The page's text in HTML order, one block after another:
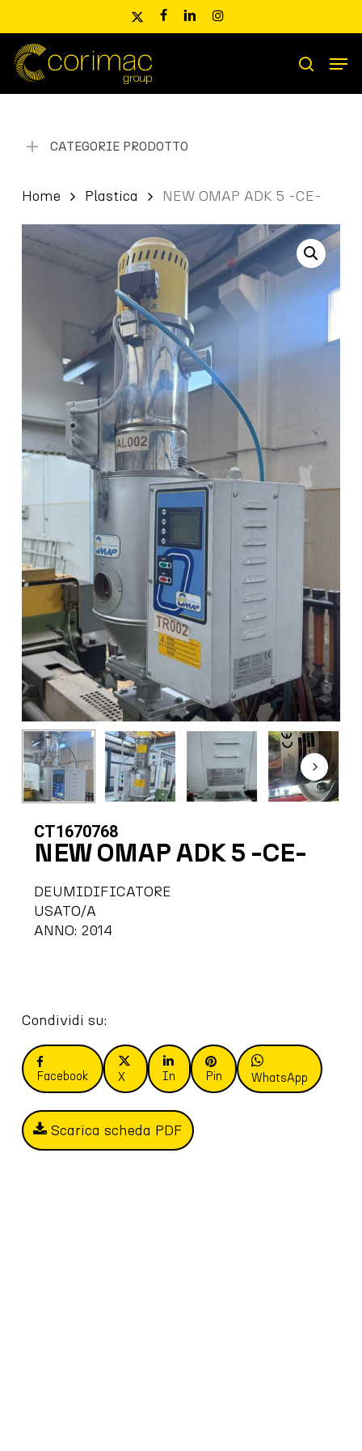
main
content
x-
facebooklinkedininstagram
Ricerca
prodotti
search
CATEGORIE PRODOTTO
Home Plastica NEW OMAP ADK 5 -CE-
CT1670768
NEW OMAP ADK 5 -CE-
DEUMIDIFICATORE
USATO/A
ANNO: 2014
Condividi su:
Facebook X In Pin WhatsApp
Scarica scheda PDF